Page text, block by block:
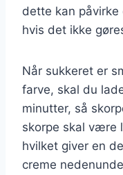
dette kan
hvis det ikke
Når sukkeret er
farve, skal du
minutter, så
skorpe skal være
hvilket giver en
creme